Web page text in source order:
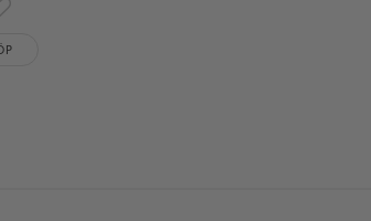
till i favoriter